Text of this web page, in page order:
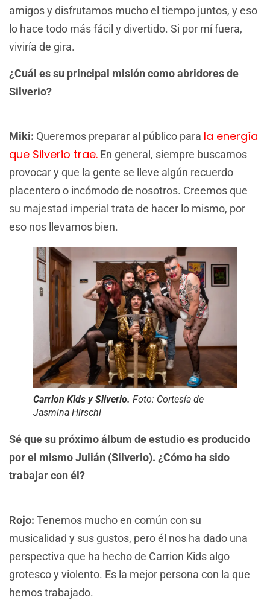
amigos y disfrutamos mucho el tiempo juntos, y eso
lo hace todo más fácil y divertido. Si por mí fuera,
viviría de gira.
¿Cuál es su principal misión como abridores de
Silverio?
Miki: Queremos preparar al público para la energía
que Silverio trae. En general, siempre buscamos
provocar y que la gente se lleve algún recuerdo
placentero o incómodo de nosotros. Creemos que
su majestad imperial trata de hacer lo mismo, por
eso nos llevamos bien.
Carrion Kids y Silverio. Foto: Cortesía de
Jasmina Hirschl
Sé que su próximo álbum de estudio es producido
por el mismo Julián (Silverio). ¿Cómo ha sido
trabajar con él?
Rojo: Tenemos mucho en común con su
musicalidad y sus gustos, pero él nos ha dado una
perspectiva que ha hecho de Carrion Kids algo
grotesco y violento. Es la mejor persona con la que
hemos trabajado.